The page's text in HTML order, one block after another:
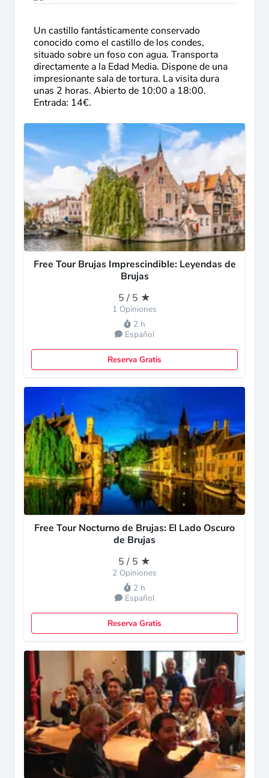
Un castillo fantásticamente conservado
conocido como el castillo de los condes,
situado sobre un foso con agua. Transporta
directamente a la Edad Media. Dispone de una
impresionante sala de tortura. La visita dura
unas 2 horas. Abierto de 10:00 a 18:00.
Entrada: 14€.
Free Tour Brujas Imprescindible: Leyendas de
Brujas
5 / 5 ★
1 Opiniones
2 h
Español
Reserva Gratis
Free Tour Nocturno de Brujas: El Lado Oscuro
de Brujas
5 / 5 ★
2 Opiniones
2 h
Español
Reserva Gratis